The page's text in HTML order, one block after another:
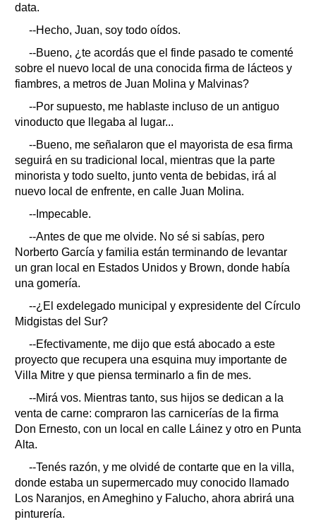
data.
--Hecho, Juan, soy todo oídos.
--Bueno, ¿te acordás que el finde pasado te comenté
sobre el nuevo local de una conocida firma de lácteos y
fiambres, a metros de Juan Molina y Malvinas?
--Por supuesto, me hablaste incluso de un antiguo
vinoducto que llegaba al lugar...
--Bueno, me señalaron que el mayorista de esa firma
seguirá en su tradicional local, mientras que la parte
minorista y todo suelto, junto venta de bebidas, irá al
nuevo local de enfrente, en calle Juan Molina.
--Impecable.
--Antes de que me olvide. No sé si sabías, pero
Norberto García y familia están terminando de levantar
un gran local en Estados Unidos y Brown, donde había
una gomería.
--¿El exdelegado municipal y expresidente del Círculo
Midgistas del Sur?
--Efectivamente, me dijo que está abocado a este
proyecto que recupera una esquina muy importante de
Villa Mitre y que piensa terminarlo a fin de mes.
--Mirá vos. Mientras tanto, sus hijos se dedican a la
venta de carne: compraron las carnicerías de la firma
Don Ernesto, con un local en calle Láinez y otro en Punta
Alta.
--Tenés razón, y me olvidé de contarte que en la villa,
donde estaba un supermercado muy conocido llamado
Los Naranjos, en Ameghino y Falucho, ahora abrirá una
pinturería.